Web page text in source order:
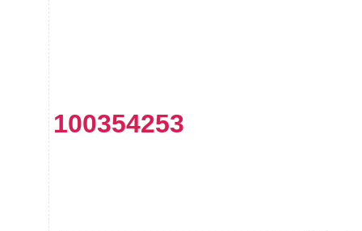
100354253